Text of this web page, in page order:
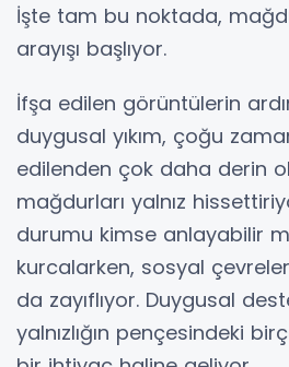
İşte tam bu noktada,
arayışı başlıyor.
İfşa edilen görüntülerin
duygusal yıkım, çoğu
edilenden çok daha derin
mağdurları yalnız
durumu kimse anlayabilir
kurcalarken, sosyal
da zayıflıyor. Duygusal
yalnızlığın pençesindeki